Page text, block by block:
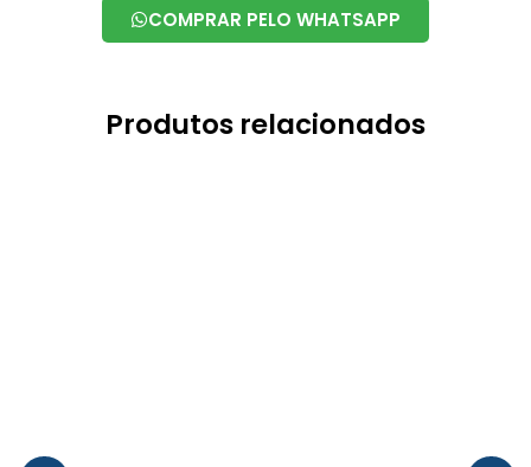
COMPRAR PELO WHATSAPP
Produtos relacionados